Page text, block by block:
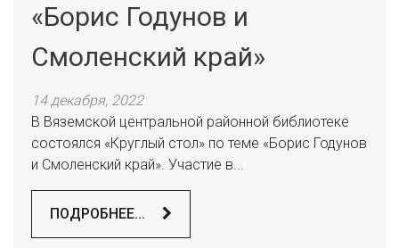
«Борис Годунов и
Смоленский край»
14 декабря, 2022
В Вяземской центральной районной библиотеке
состоялся «Круглый стол» по теме «Борис Годунов
и Смоленский край». Участие в...
ПОДРОБНЕЕ...